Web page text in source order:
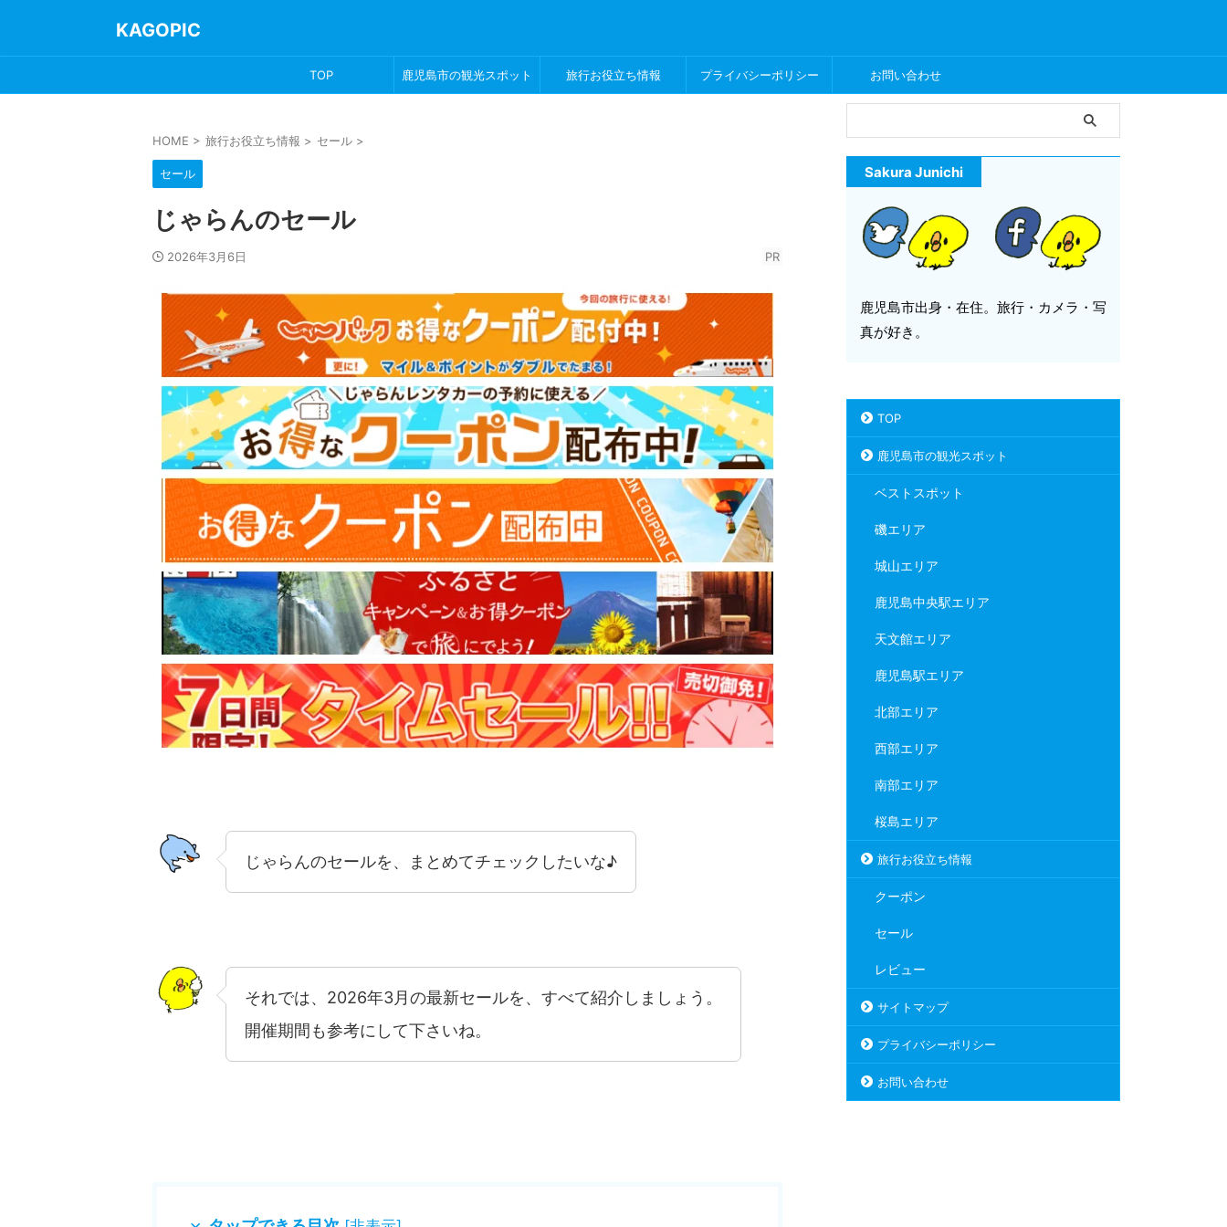
KAGOPIC
TOP 鹿児島市の観光スポット 旅行お役立ち情報 プライバシーポリシー お問い合わせ
HOME > 旅行お役立ち情報 > セール >
セール
じゃらんのセール
2026年3月6日 PR
じゃらんのセールを、まとめてチェックしたいな♪
それでは、2026年3月の最新セールを、すべて紹介しましょう。
開催期間も参考にして下さいね。
Sakura Junichi
鹿児島市出身・在住。旅行・カメラ・写
真が好き。
TOP
鹿児島市の観光スポット
ベストスポット
磯エリア
城山エリア
鹿児島中央駅エリア
天文館エリア
鹿児島駅エリア
北部エリア
西部エリア
南部エリア
桜島エリア
旅行お役立ち情報
クーポン
セール
レビュー
サイトマップ
プライバシーポリシー
お問い合わせ